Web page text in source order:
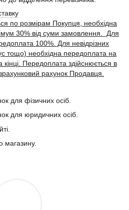
по розмірам Покупця, необхідна
30% від суми замовлення. Для
100%. Для невідрізних
тощо) необхідна передоплата на
кінці. Передоплата здійснюється в
рахунок Продавця.
для фізичних осіб.
для юридичних осіб.
магазину.